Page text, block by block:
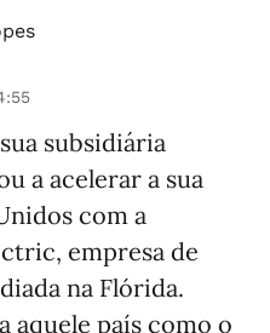
subsidiária
a acelerar a sua
com a
empresa de
na Flórida.
aquele país como o